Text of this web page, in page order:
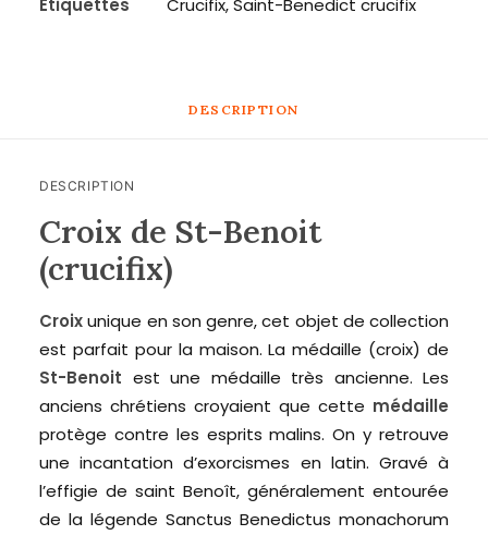
Étiquettes
Crucifix,Saint-Benedict crucifix
DESCRIPTION
DESCRIPTION
Croix de St-Benoit
(crucifix)
Croixunique en son genre, cet objet de collection
est parfait pour la maison. La médaille (croix) de
St-Benoit est une médaille très ancienne. Les
anciens chrétiens croyaient que cette médaille
protège contre les esprits malins. On y retrouve
une incantation d’exorcismes en latin. Gravé à
l’effigie de saint Benoît, généralement entourée
de la légende Sanctus Benedictus monachorum